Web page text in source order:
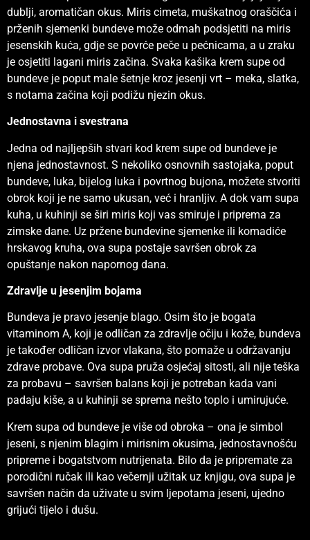
dublji, aromatičan okus. Miris cimeta, muškatnog oraščića i
prženih sjemenki bundeve može odmah podsjetiti na miris
jesenskih kuća, gdje se povrće peče u pećnicama, a u zraku
je osjetiti lagani miris začina. Svaka kašika krem supe od
bundeve je poput male šetnje kroz jesenji vrt – meka, slatka,
s notama začina koji podižu njezin okus.
Jednostavna i svestrana
Jedna od najljepših stvari kod krem supe od bundeve je
njena jednostavnost. S nekoliko osnovnih sastojaka, poput
bundeve, luka, bijelog luka i povrtnog bujona, možete stvoriti
obrok koji je ne samo ukusan, već i hranljiv. A dok vam supa
kuha, u kuhinji se širi miris koji vas smiruje i priprema za
zimske dane. Uz pržene bundevine sjemenke ili komadiće
hrskavog kruha, ova supa postaje savršen obrok za
opuštanje nakon napornog dana.
Zdravlje u jesenjim bojama
Bundeva je pravo jesenje blago. Osim što je bogata
vitaminom A, koji je odličan za zdravlje očiju i kože, bundeva
je također odličan izvor vlakana, što pomaže u održavanju
zdrave probave. Ova supa pruža osjećaj sitosti, ali nije teška
za probavu – savršen balans koji je potreban kada vani
padaju kiše, a u kuhinji se sprema nešto toplo i umirujuće.
Krem supa od bundeve je više od obroka – ona je simbol
jeseni, s njenim blagim i mirisnim okusima, jednostavnošću
pripreme i bogatstvom nutrijenata. Bilo da je pripremate za
porodični ručak ili kao večernji užitak uz knjigu, ova supa je
savršen način da uživate u svim ljepotama jeseni, ujedno
grijući tijelo i dušu.